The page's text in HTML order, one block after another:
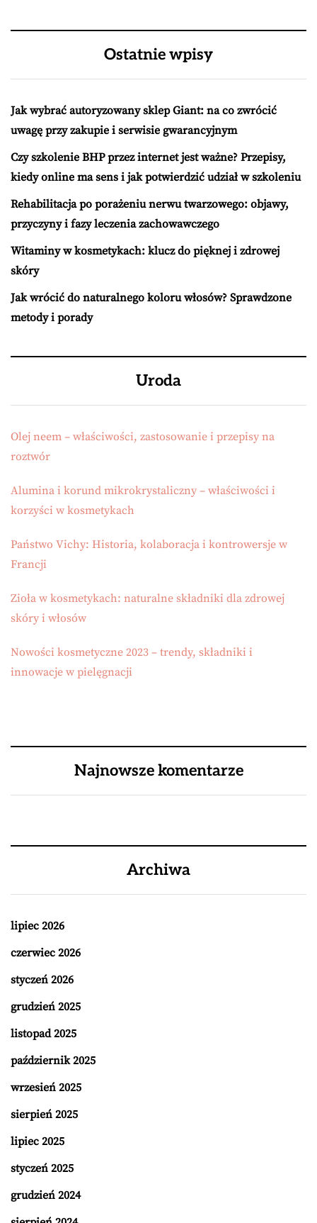
Ostatnie wpisy
Jak wybrać autoryzowany sklep Giant: na co zwrócić
uwagę przy zakupie i serwisie gwarancyjnym
Czy szkolenie BHP przez internet jest ważne? Przepisy,
kiedy online ma sens i jak potwierdzić udział w szkoleniu
Rehabilitacja po porażeniu nerwu twarzowego: objawy,
przyczyny i fazy leczenia zachowawczego
Witaminy w kosmetykach: klucz do pięknej i zdrowej
skóry
Jak wrócić do naturalnego koloru włosów? Sprawdzone
metody i porady
Uroda
Olej neem – właściwości, zastosowanie i przepisy na
roztwór
Alumina i korund mikrokrystaliczny – właściwości i
korzyści w kosmetykach
Państwo Vichy: Historia, kolaboracja i kontrowersje w
Francji
Zioła w kosmetykach: naturalne składniki dla zdrowej
skóry i włosów
Nowości kosmetyczne 2023 – trendy, składniki i
innowacje w pielęgnacji
Najnowsze komentarze
Archiwa
lipiec 2026
czerwiec 2026
styczeń 2026
grudzień 2025
listopad 2025
październik 2025
wrzesień 2025
sierpień 2025
lipiec 2025
styczeń 2025
grudzień 2024